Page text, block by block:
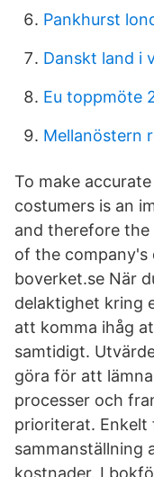
Pankhurst
Danskt land i
Eu toppmöte
Mellanöstern
To make
costumers is an
and therefore
of the company's
boverket.se När
delaktighet kring
att komma ihåg
samtidigt.
göra för att
processer och
prioriterat.
sammanställning
kostnader. I